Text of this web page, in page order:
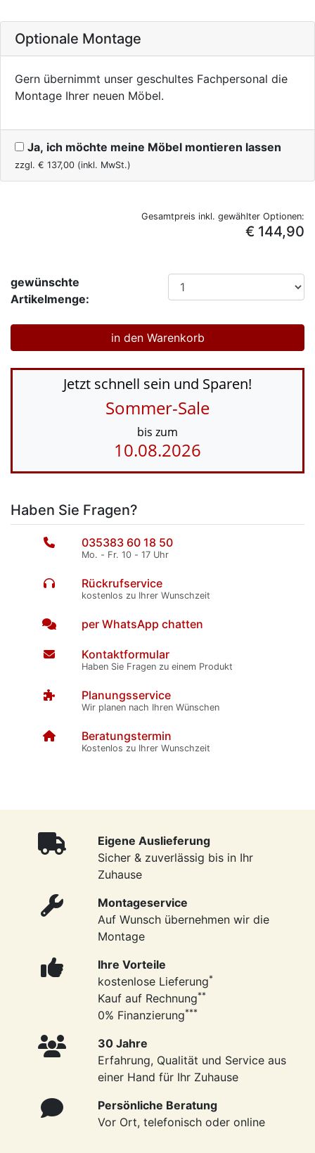
Optionale Montage
Gern übernimmt unser geschultes Fachpersonal die
Montage Ihrer neuen Möbel.
Ja, ich möchte meine Möbel montieren lassen
zzgl. € 137,00 (inkl. MwSt.)
Gesamtpreis inkl. gewählter Optionen:
€ 144,90
gewünschte
Artikelmenge:
Jetzt schnell sein und Sparen!
Sommer-Sale
bis zum
10.08.2026
Haben Sie Fragen?
035383 60 18 50
Mo. - Fr. 10 - 17 Uhr
Rückrufservice
kostenlos zu Ihrer Wunschzeit
per WhatsApp chatten
Kontaktformular
Haben Sie Fragen zu einem Produkt
Planungsservice
Wir planen nach Ihren Wünschen
Beratungstermin
Kostenlos zu Ihrer Wunschzeit
Eigene Auslieferung
Sicher & zuverlässig bis in Ihr
Zuhause
Montageservice
Auf Wunsch übernehmen wir die
Montage
Ihre Vorteile
kostenlose Lieferung*
Kauf auf Rechnung**
0% Finanzierung***
30 Jahre
Erfahrung, Qualität und Service aus
einer Hand für Ihr Zuhause
Persönliche Beratung
Vor Ort, telefonisch oder online